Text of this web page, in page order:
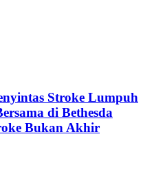
Stroke Lumpuh
di Bethesda
Bukan Akhir